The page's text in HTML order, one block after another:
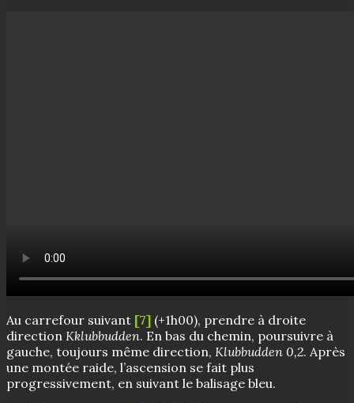
Au carrefour suivant [7] (+1h00), prendre à droite
direction Kklubbudden. En bas du chemin, poursuivre à
gauche, toujours même direction, Klubbudden 0,2. Après
une montée raide, l’ascension se fait plus
progressivement, en suivant le balisage bleu.